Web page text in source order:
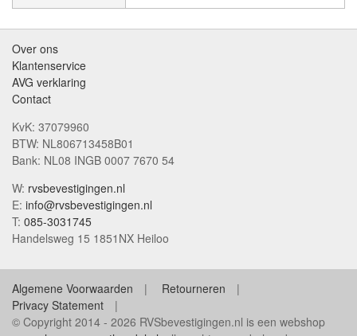
Over ons
Klantenservice
AVG verklaring
Contact
KvK: 37079960
BTW: NL806713458B01
Bank: NL08 INGB 0007 7670 54
W: rvsbevestigingen.nl
E: info@rvsbevestigingen.nl
T: 085-3031745
Handelsweg 15 1851NX Heiloo
Algemene Voorwaarden
Retourneren
Privacy Statement
© Copyright 2014 - 2026 RVSbevestigingen.nl is een webshop